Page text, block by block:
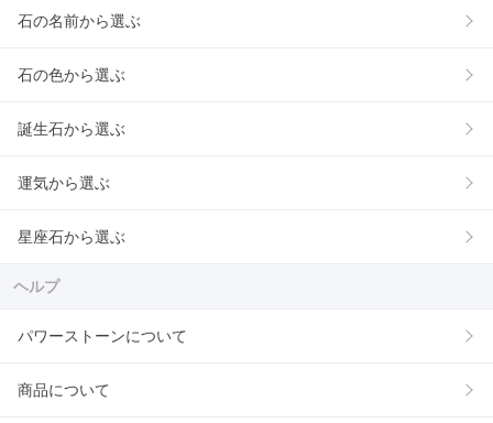
石の名前から選ぶ
石の色から選ぶ
誕生石から選ぶ
運気から選ぶ
星座石から選ぶ
ヘルプ
パワーストーンについて
商品について